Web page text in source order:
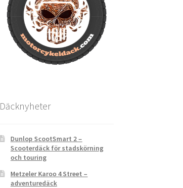
Däcknyheter
Dunlop ScootSmart 2 –
Scooterdäck för stadskörning
och touring
Metzeler Karoo 4 Street –
adventuredäck